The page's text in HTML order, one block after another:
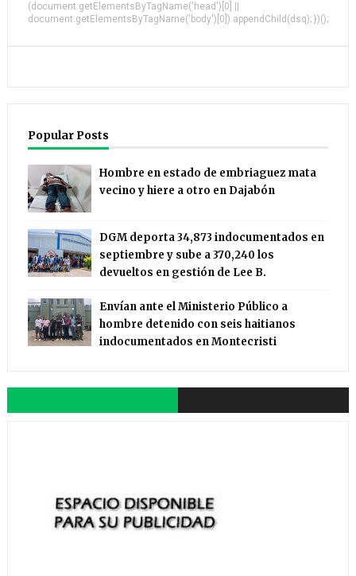
(document.getElementsByTagName('head')[0] ||
document.getElementsByTagName('body')[0]).appendChild(dsq); })();
Popular Posts
Hombre en estado de embriaguez mata
vecino y hiere a otro en Dajabón
DGM deporta 34,873 indocumentados en
septiembre y sube a 370,240 los
devueltos en gestión de Lee B.
Envían ante el Ministerio Público a
hombre detenido con seis haitianos
indocumentados en Montecristi